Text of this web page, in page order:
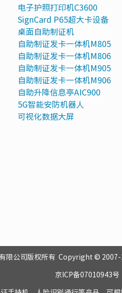
电子护照打印机C3600
SignCard P65超大卡设备
桌面自助制证机
自助制证发卡一体机M805
自助制证发卡一体机M806
自助制证发卡一体机M905
自助制证发卡一体机M906
自助升降信息亭AIC900
5G智能安防机器人
可视化数据大屏
限公司版权所有 Copyright ©
京ICP备07010943号